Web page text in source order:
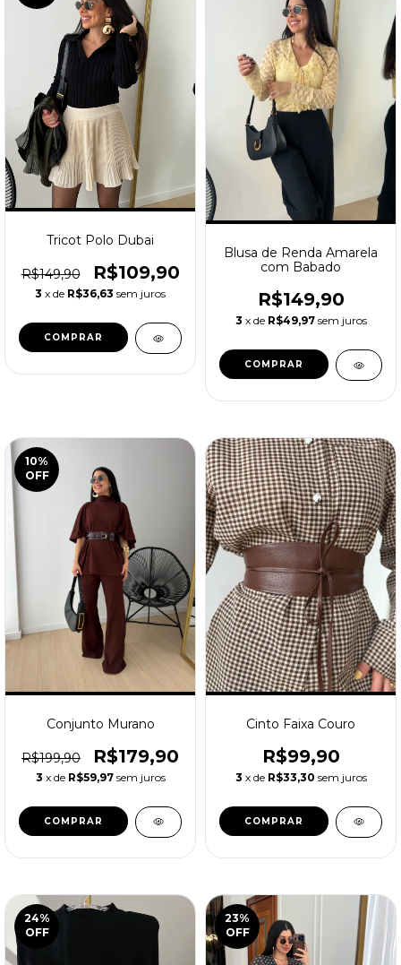
Tricot Polo Dubai
R$149,90 R$109,90
3 x de R$36,63 sem juros
COMPRAR
Blusa de Renda Amarela
com Babado
R$149,90
3 x de R$49,97 sem juros
COMPRAR
10%
OFF
Conjunto Murano
R$199,90 R$179,90
3 x de R$59,97 sem juros
COMPRAR
Cinto Faixa Couro
R$99,90
3 x de R$33,30 sem juros
COMPRAR
24%
OFF
23%
OFF